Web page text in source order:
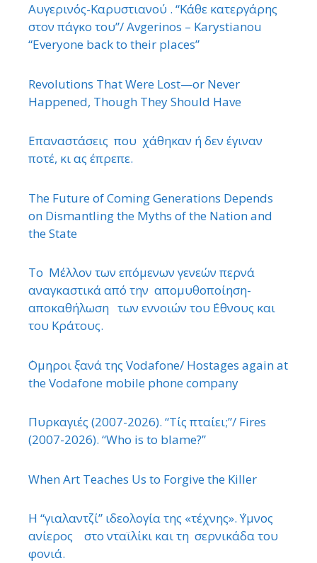
Αυγερινός-Καρυστιανού . “Κάθε κατεργάρης
στον πάγκο του”/ Avgerinos – Karystianou
“Εveryone back to their places”
Revolutions That Were Lost—or Never
Happened, Though They Should Have
Επαναστάσεις που χάθηκαν ή δεν έγιναν
ποτέ, κι ας έπρεπε.
The Future of Coming Generations Depends
on Dismantling the Myths of the Nation and
the State
Το Μέλλον των επόμενων γενεών περνά
αναγκαστικά από την απομυθοποίηση-
αποκαθήλωση των εννοιών του ΄Εθνους και
του Κράτους.
΄Ομηροι ξανά της Vodafone/ Hostages again at
the Vodafone mobile phone company
Πυρκαγιές (2007-2026). “Τίς πταίει;”/ Fires
(2007-2026). “Who is to blame?”
When Art Teaches Us to Forgive the Killer
Η “γιαλαντζί” ιδεολογία της «τέχνης». ΄Υμνος
ανίερος στο νταϊλίκι και τη σερνικάδα του
φονιά.